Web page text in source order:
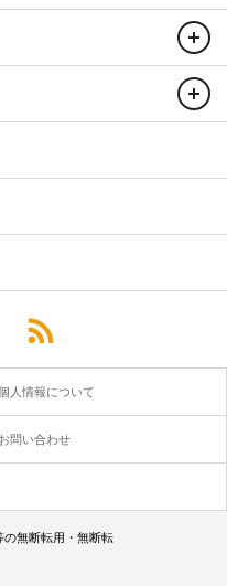
人情報について
お問い合わせ
の無断転用・無断転